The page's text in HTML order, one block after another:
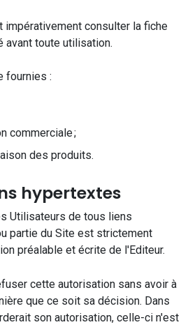
consulter la fiche
avant toute utilisation.
fournies :
commerciale ;
des produits.
hypertextes
Utilisateurs de tous liens
partie du Site est strictement
préalable et écrite de l'Editeur.
cette autorisation sans avoir à
que ce soit sa décision. Dans
son autorisation, celle-ci n'est